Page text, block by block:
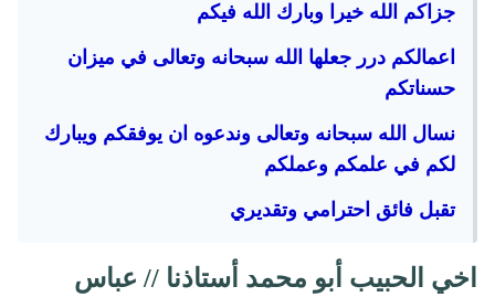
جزاكم الله خيرا وبارك الله فيكم
اعمالكم درر جعلها الله سبحانه وتعالى في ميزان
حسناتكم
نسال الله سبحانه وتعالى وندعوه ان يوفقكم ويبارك
لكم في علمكم وعملكم
تقبل فائق احترامي وتقديري
اخي الحبيب أبو محمد أستاذنا // عباس